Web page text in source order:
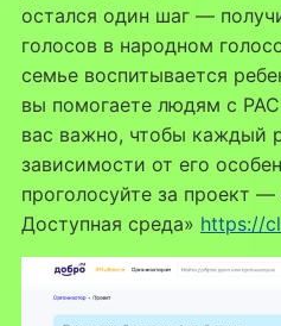
остался один шаг —
голосов в народном
семье воспитывается
вы помогаете людям с
вас важно, чтобы каждый
зависимости от его
проголосуйте за проект
Доступная среда» https://